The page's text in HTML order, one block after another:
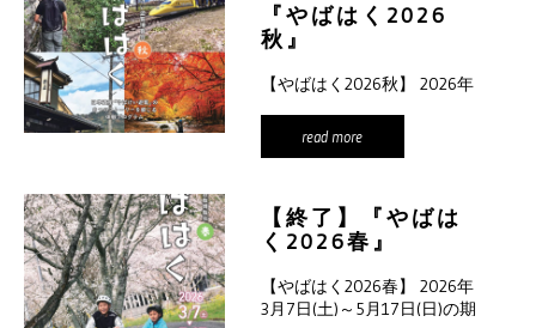
『やばはく2026
秋』
11.8(日)開催のお
知らせ
【やばはく2026秋】 2026年
間、「やば […]
read more
【終了】『やばは
く2026春』
5.17(日)開催のお
知らせ
【やばはく2026春】 2026年
3月7日(土)～5月17日(日)の期